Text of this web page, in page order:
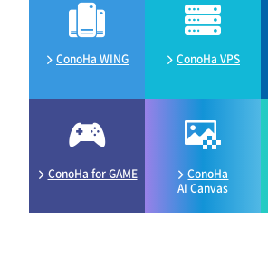
ConoHa WING ConoHa VPS
ConoHa for GAME
ConoHa
AI Canvas